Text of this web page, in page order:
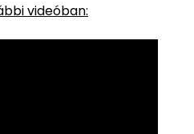
videóban: